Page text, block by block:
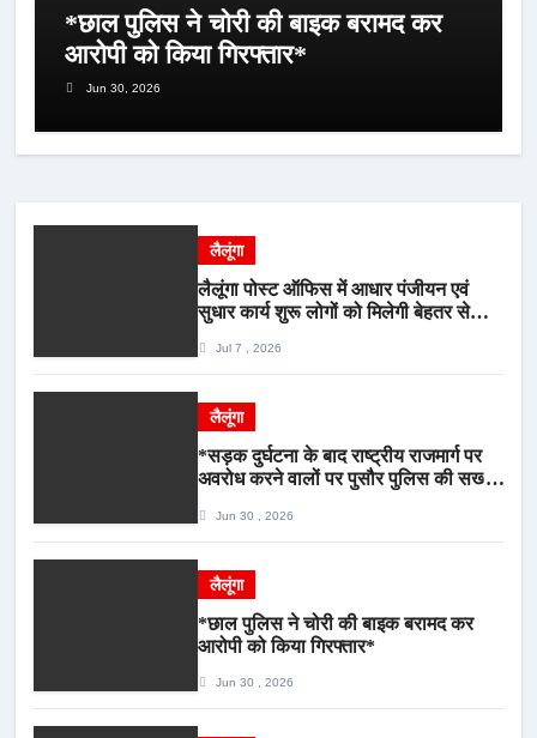
*छाल पुलिस ने चोरी की बाइक बरामद कर
आरोपी को किया गिरफ्तार*
Jun 30, 2026
लैलूंगा
लैलूंगा पोस्ट ऑफिस में आधार पंजीयन एवं
सुधार कार्य शुरू लोगों को मिलेगी बेहतर सेवा,
Jul 7 , 2026
लैलूंगा
*सड़क दुर्घटना के बाद राष्ट्रीय राजमार्ग पर
अवरोध करने वालों पर पुसौर पुलिस की सख्त
Jun 30 , 2026
लैलूंगा
*छाल पुलिस ने चोरी की बाइक बरामद कर
आरोपी को किया गिरफ्तार*
Jun 30 , 2026